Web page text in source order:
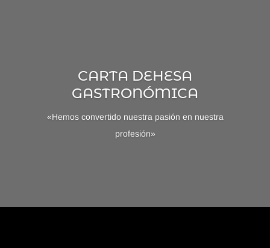
CARTA DEHESA
GASTRONÓMICA
«Hemos convertido nuestra pasión en nuestra
profesión»